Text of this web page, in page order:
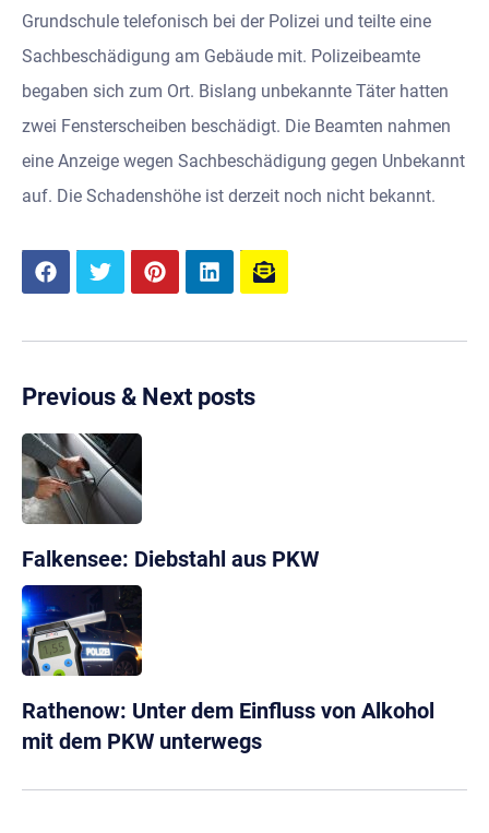
Grundschule telefonisch bei der Polizei und teilte eine
Sachbeschädigung am Gebäude mit. Polizeibeamte
begaben sich zum Ort. Bislang unbekannte Täter hatten
zwei Fensterscheiben beschädigt. Die Beamten nahmen
eine Anzeige wegen Sachbeschädigung gegen Unbekannt
auf. Die Schadenshöhe ist derzeit noch nicht bekannt.
Previous & Next posts
Falkensee: Diebstahl aus PKW
Rathenow: Unter dem Einfluss von Alkohol
mit dem PKW unterwegs